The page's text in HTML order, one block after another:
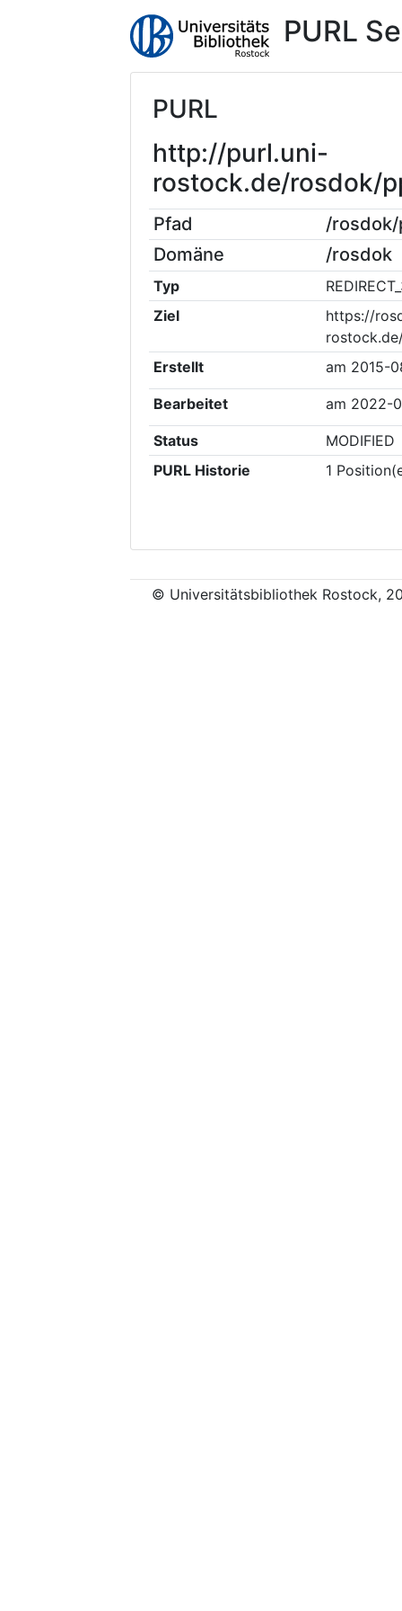
PURL
PURL
http://purl.uni-
rostock.de/rosdok/
Pfad
/rosdok/
Domäne
/rosdok
Typ
Ziel
https://
Erstellt
am 2015-
Bearbeitet am 2022-
Status
MODIFIED
PURL Historie
1
© Universitätsbibliothek Rostock,